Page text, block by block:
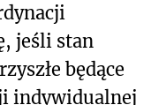
jeśli stan
będące
indywidualnej